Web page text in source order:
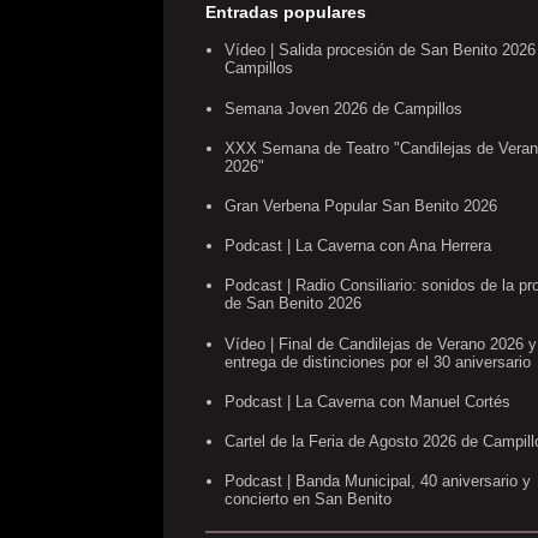
Entradas populares
Vídeo | Salida procesión de San Benito
Campillos
Semana Joven 2026 de Campillos
XXX Semana de Teatro "Candilejas de
2026"
Gran Verbena Popular San Benito 2026
Podcast | La Caverna con Ana Herrera
Podcast | Radio Consiliario: sonidos de la
de San Benito 2026
Vídeo | Final de Candilejas de Verano 2026 y
entrega de distinciones por el 30 aniversario
Podcast | La Caverna con Manuel Cortés
Cartel de la Feria de Agosto 2026 de
Podcast | Banda Municipal, 40 aniversario y
concierto en San Benito